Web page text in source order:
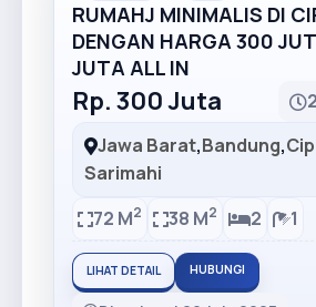
RUMAHJ MINIMALIS DI
DENGAN HARGA 300
JUTA ALL IN
Rp. 300 Juta
Jawa Barat,Bandung,
Sarimahi
72 M2 38 M2 2 1
LIHAT DETAIL HUBUNGI